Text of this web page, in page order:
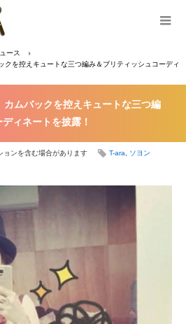
ース
クを控えキュートな三つ編み＆ブリティッシュコーディ
ムバックを控えキュートな三つ編
ィネートを披露！
ョンを含む場合があります T-ara ソヨン